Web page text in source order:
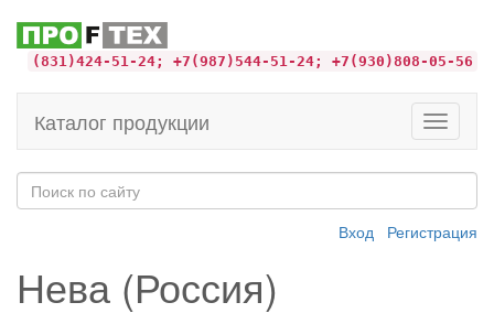
(831)424-51-24; +7(987)544-51-24; +7(930)808-05-56
Toggle
Каталог продукции
Вход Регистрация
Нева (Россия)